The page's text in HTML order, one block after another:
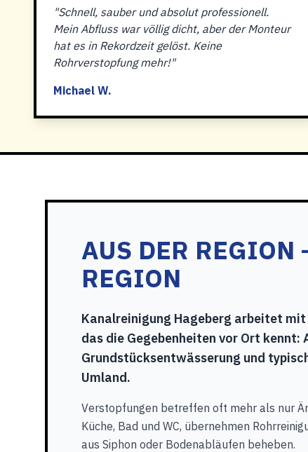
"Schnell, sauber und absolut professionell.
Mein Abfluss war völlig dicht, aber der Monteur
hat es in Rekordzeit gelöst. Keine
Rohrverstopfung mehr!"
Michael W.
AUS DER REGION
REGION
Kanalreinigung Hageberg arbeitet
das die Gegebenheiten vor Ort kennt:
Grundstücksentwässerung und
Umland.
Verstopfungen betreffen oft mehr als nur
Küche, Bad und WC, übernehmen
aus Siphon oder Bodenabläufen beheben.